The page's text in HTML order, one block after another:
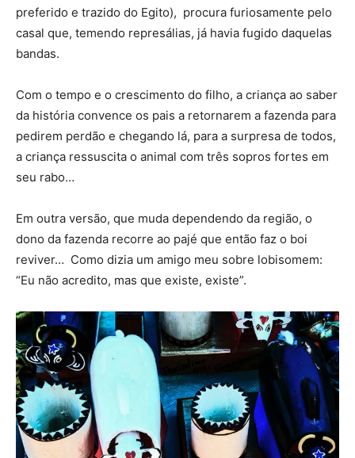
preferido e trazido do Egito), procura furiosamente pelo
casal que, temendo represálias, já havia fugido daquelas
bandas.
Com o tempo e o crescimento do filho, a criança ao saber
da história convence os pais a retornarem a fazenda para
pedirem perdão e chegando lá, para a surpresa de todos,
a criança ressuscita o animal com três sopros fortes em
seu rabo…
Em outra versão, que muda dependendo da região, o
dono da fazenda recorre ao pajé que então faz o boi
reviver… Como dizia um amigo meu sobre lobisomem:
“Eu não acredito, mas que existe, existe”.